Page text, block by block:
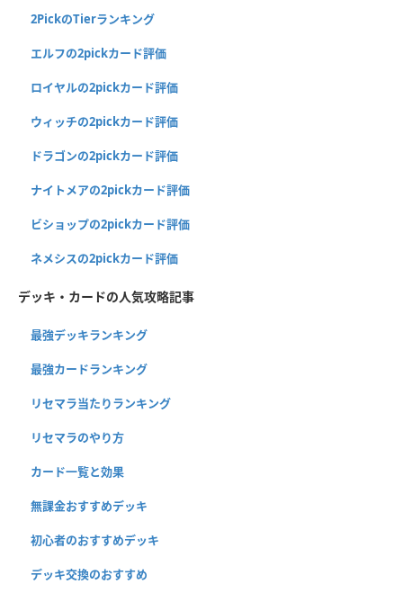
2PickのTierランキング
エルフの2pickカード評価
ロイヤルの2pickカード評価
ウィッチの2pickカード評価
ドラゴンの2pickカード評価
ナイトメアの2pickカード評価
ビショップの2pickカード評価
ネメシスの2pickカード評価
デッキ・カードの人気攻略記事
最強デッキランキング
最強カードランキング
リセマラ当たりランキング
リセマラのやり方
カード一覧と効果
無課金おすすめデッキ
初心者のおすすめデッキ
デッキ交換のおすすめ